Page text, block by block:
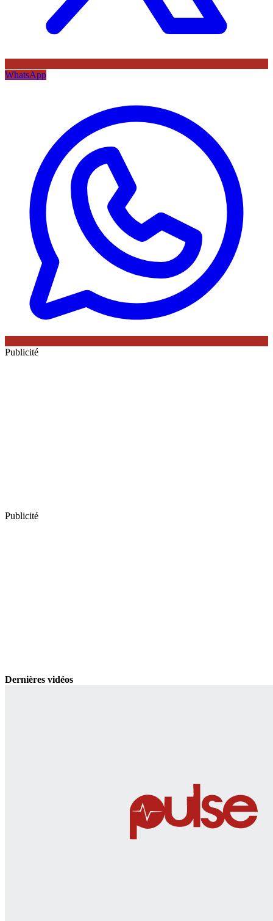
WhatsApp
Publicité
Publicité
Dernières vidéos